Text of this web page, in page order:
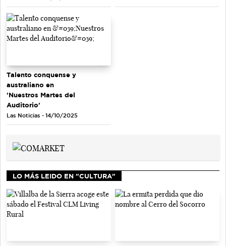
Talento conquense y
australiano en
'Nuestros Martes del
Auditorio'
Las Noticias - 14/10/2025
LO MÁS LEIDO EN "CULTURA"